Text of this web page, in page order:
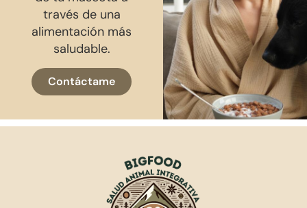
través de una
alimentación más
saludable.
Contáctame